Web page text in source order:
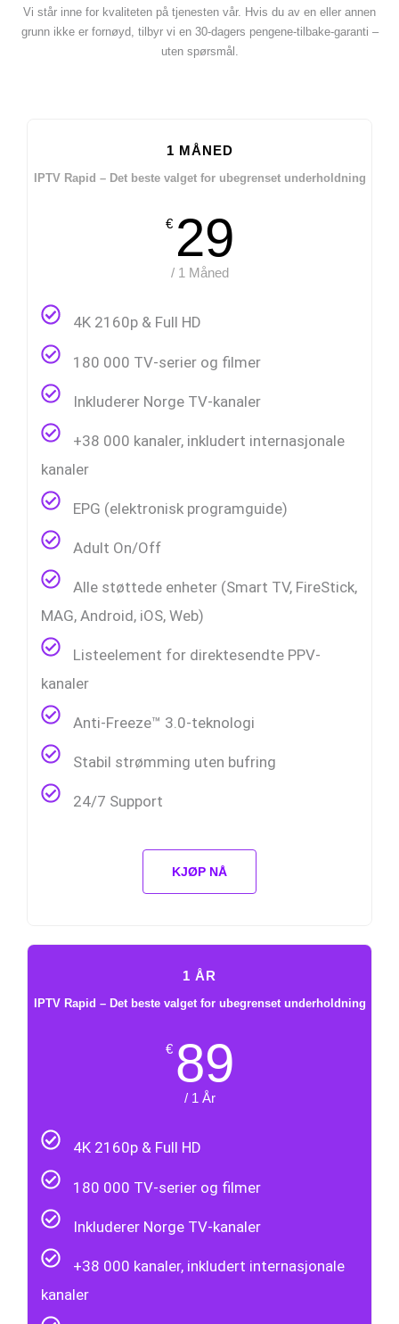
Vi står inne for kvaliteten på tjenesten vår. Hvis du av en eller annen
grunn ikke er fornøyd, tilbyr vi en 30-dagers pengene-tilbake-garanti –
uten spørsmål.
1 MÅNED
IPTV Rapid – Det beste valget for ubegrenset underholdning
€ 29
/ 1 Måned
4K 2160p & Full HD
180 000 TV-serier og filmer
Inkluderer Norge TV-kanaler
+38 000 kanaler, inkludert internasjonale
kanaler
EPG (elektronisk programguide)
Adult On/Off
Alle støttede enheter (Smart TV, FireStick,
MAG, Android, iOS, Web)
Listeelement for direktesendte PPV-
kanaler
Anti-Freeze™ 3.0-teknologi
Stabil strømming uten bufring
24/7 Support
KJØP NÅ
1 ÅR
IPTV Rapid – Det beste valget for ubegrenset underholdning
€ 89
/ 1 År
4K 2160p & Full HD
180 000 TV-serier og filmer
Inkluderer Norge TV-kanaler
+38 000 kanaler, inkludert internasjonale
kanaler